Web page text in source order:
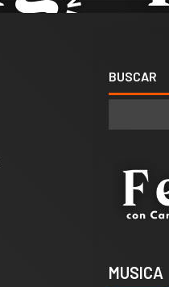
BUSCAR
MUSICA